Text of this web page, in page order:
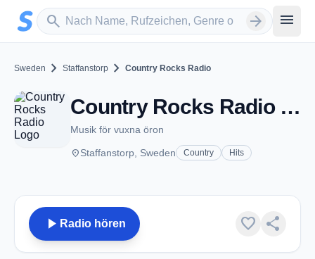
Zum Hauptinhalt springen
search
Sender suchen arrow_forward menu
Sweden chevron_right Staffanstorp chevron_right Country Rocks Radio
Country Rocks Radio - Staffanstorp
Musik för vuxna öron
placeStaffanstorp, Sweden Country Hits
play_arrow Radio hören favorite share